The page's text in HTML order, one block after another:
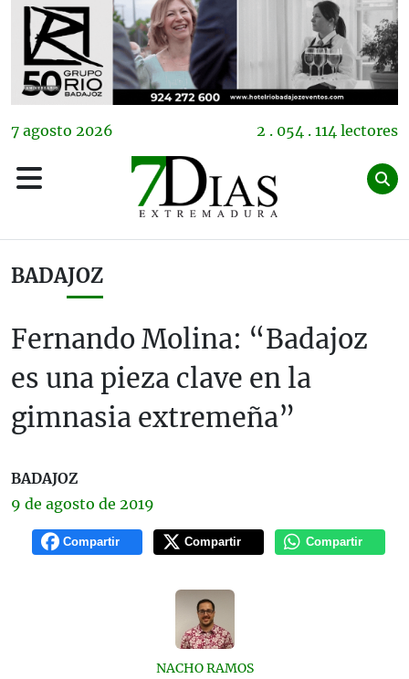
7 agosto 2026 2 . 054 . 114 lectores
BADAJOZ
Fernando Molina: “Badajoz
es una pieza clave en la
gimnasia extremeña”
BADAJOZ
9 de agosto de 2019
Compartir Compartir Compartir
NACHO RAMOS